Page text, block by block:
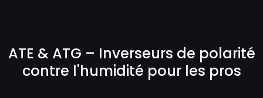
ATE & ATG – Inverseurs de polarité
contre l'humidité pour les pros